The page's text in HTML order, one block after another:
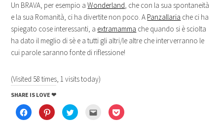
Un BRAVA, per esempio aWonderland, che con la sua spontaneità
e la sua Romanità, ci ha divertite non poco. A Panzallaria che ci ha
spiegato cose interessanti, a extramamma che quando si è sciolta
ha dato il meglio di sè e a tutti gli altri/le altre che interverranno le
cui parole saranno fonte di riflessione!
(Visited 58 times, 1 visits today)
SHARE IS LOVE ❤
Fai
clic
Fai
clic
Fai
clic
Fai
clic